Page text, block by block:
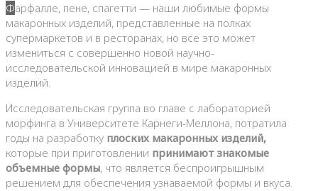
Фарфалле, пене, спагетти — наши любимые формы
макаронных изделий, представленные на полках
супермаркетов и в ресторанах, но все это может
измениться с совершенно новой научно-
исследовательской инновацией в мире макаронных
изделий.
Исследовательская группа во главе с лабораторией
морфинга в Университете Карнеги-Меллона, потратила
годы на разработку плоских макаронных изделий,
которые при приготовлении принимают знакомые
объемные формы, что является беспроигрышным
решением для обеспечения узнаваемой формы и вкуса.